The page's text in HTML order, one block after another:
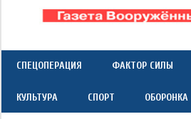
"Красная
звезда"
Вооружённых
Сил
Федерации
*
СПЕЦОПЕРАЦИЯ ФАКТОР СИЛЫ
КУЛЬТУРА СПОРТ ОБОРОНКА